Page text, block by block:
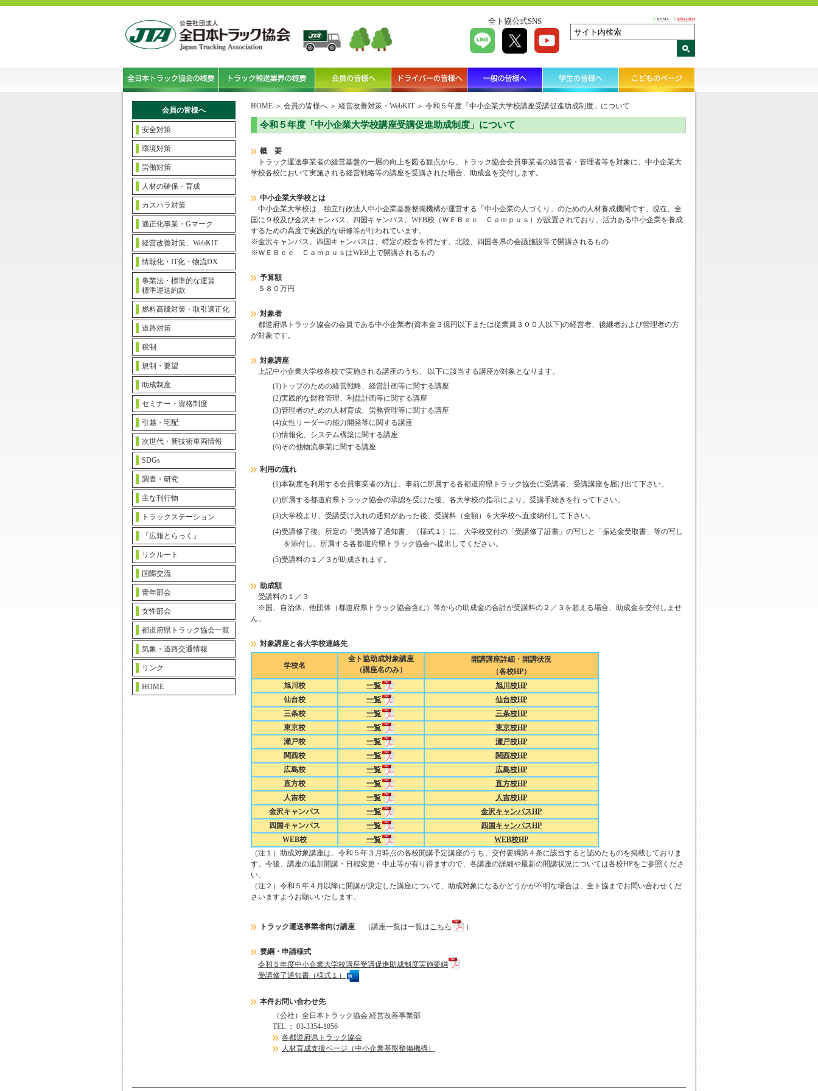
全ト協公式SNS HOME ENGLISH
会員の皆様へ
安全対策
環境対策
労働対策
人材の確保・育成
カスハラ対策
適正化事業・Gマーク
経営改善対策、WebKIT
情報化・IT化・物流DX
事業法・標準的な運賃
標準運送約款
燃料高騰対策・取引適正化
道路対策
税制
規制・要望
助成制度
セミナー・資格制度
引越・宅配
次世代・新技術車両情報
SDGs
調査・研究
主な刊行物
トラックステーション
『広報とらっく』
リクルート
国際交流
青年部会
女性部会
都道府県トラック協会一覧
気象・道路交通情報
リンク
HOME
HOME ＞ 会員の皆様へ ＞ 経営改善対策・WebKIT ＞ 令和５年度「中小企業大学校講座受講促進助成制度」について
令和５年度「中小企業大学校講座受講促進助成制度」について
概 要
トラック運送事業者の経営基盤の一層の向上を図る観点から、トラック協会会員事業者の経営者・管理者等を対象に、中小企業大
学校各校において実施される経営戦略等の講座を受講された場合、助成金を交付します。
中小企業大学校とは
中小企業大学校は、独立行政法人中小企業基盤整備機構が運営する「中小企業の人づくり」のための人材養成機関です。現在、全
国に９校及び金沢キャンパス、四国キャンパス、WEB校（ＷＥＢｅｅ Ｃａｍｐｕｓ）が設置されており、活力ある中小企業を養成
するための高度で実践的な研修等が行われています。
※金沢キャンパス、四国キャンパスは、特定の校舎を持たず、北陸、四国各県の会議施設等で開講されるもの
※ＷＥＢｅｅ ＣａｍｐｕｓはWEB上で開講されるもの
予算額
５８０万円
対象者
都道府県トラック協会の会員である中小企業者(資本金３億円以下または従業員３００人以下)の経営者、後継者および管理者の方
が対象です。
対象講座
上記中小企業大学校各校で実施される講座のうち、 以下に該当する講座が対象となります。
(1)トップのための経営戦略、経営計画等に関する講座
(2)実践的な財務管理、利益計画等に関する講座
(3)管理者のための人材育成、労務管理等に関する講座
(4)女性リーダーの能力開発等に関する講座
(5)情報化、システム構築に関する講座
(6)その他物流事業に関する講座
利用の流れ
(1)本制度を利用する会員事業者の方は、事前に所属する各都道府県トラック協会に受講者、受講講座を届け出て下さい。
(2)所属する都道府県トラック協会の承認を受けた後、各大学校の指示により、受講手続きを行って下さい。
(3)大学校より、受講受け入れの通知があった後、受講料（全額）を大学校へ直接納付して下さい。
(4)受講修了後、所定の「受講修了通知書」（様式１）に、大学校交付の「受講修了証書」の写しと「振込金受取書」等の写し
を添付し、所属する各都道府県トラック協会へ提出してください。
(5)受講料の１／３が助成されます。
助成額
受講料の１／３
※国、自治体、他団体（都道府県トラック協会含む）等からの助成金の合計が受講料の２／３を超える場合、助成金を交付しませ
ん。
対象講座と各大学校連絡先
学校名
全ト協助成対象講座
（講座名のみ）
開講講座詳細・開講状況
（各校HP）
旭川校
一覧
旭川校HP
仙台校
一覧
仙台校HP
三条校
一覧
三条校HP
東京校
一覧
東京校HP
瀬戸校
一覧
瀬戸校HP
関西校
一覧
関西校HP
広島校
一覧
広島校HP
直方校
一覧
直方校HP
人吉校
一覧
人吉校HP
金沢キャンパス
一覧
金沢キャンパスHP
四国キャンパス
一覧
四国キャンパスHP
WEB校
一覧
WEB校HP
（注１）助成対象講座は、令和５年３月時点の各校開講予定講座のうち、交付要綱第４条に該当すると認めたものを掲載しておりま
す。今後、講座の追加開講・日程変更・中止等が有り得ますので、各講座の詳細や最新の開講状況については各校HPをご参照くださ
い。
（注２）令和５年４月以降に開講が決定した講座について、助成対象になるかどうかが不明な場合は、全ト協までお問い合わせくだ
さいますようお願いいたします。
トラック運送事業者向け講座 （講座一覧は一覧はこちら ）
要綱・申請様式
令和５年度中小企業大学校講座受講促進助成制度実施要綱
受講修了通知書（様式１）
本件お問い合わせ先
（公社）全日本トラック協会 経営改善事業部
TEL ： 03-3354-1056
各都道府県トラック協会
人材育成支援ページ（中小企業基盤整備機構）